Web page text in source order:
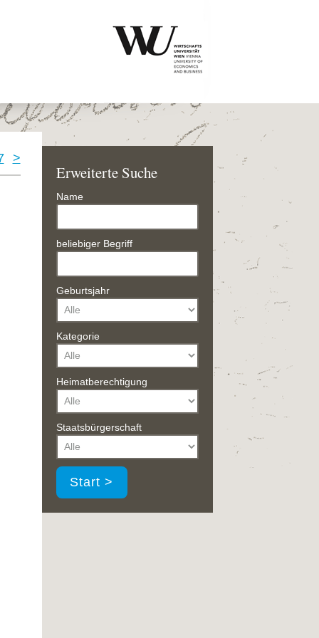
>
Erweiterte Suche
Name
beliebiger Begriff
Geburtsjahr
Kategorie
Heimatberechtigung
Staatsbürgerschaft
Start >